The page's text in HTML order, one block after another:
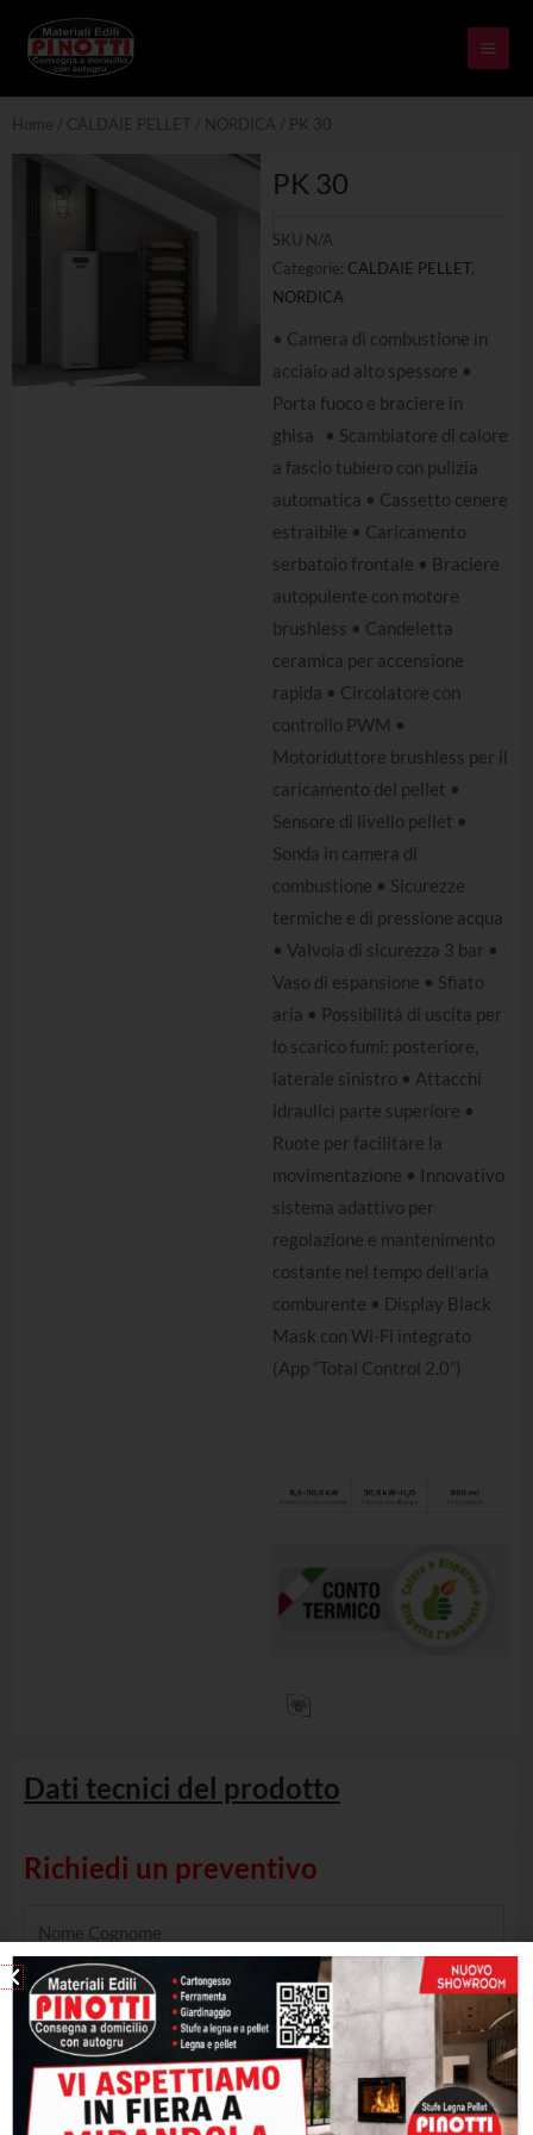
content
Home CALDAIE PELLET NORDICA / PK 30
PK 30
SKU N/A
Categorie: CALDAIE PELLET,
NORDICA
• Camera di combustione in
acciaio ad alto spessore •
Porta fuoco e braciere in
ghisa • Scambiatore di calore
a fascio tubiero con pulizia
automatica • Cassetto cenere
estraibile • Caricamento
serbatoio frontale • Braciere
autopulente con motore
brushless • Candeletta
ceramica per accensione
rapida • Circolatore con
controllo PWM •
Motoriduttore brushless per il
caricamento del pellet •
Sensore di livello pellet •
Sonda in camera di
combustione • Sicurezze
termiche e di pressione acqua
• Valvola di sicurezza 3 bar •
Vaso di espansione • Sfiato
aria • Possibilità di uscita per
lo scarico fumi: posteriore,
laterale sinistro • Attacchi
idraulici parte superiore •
Ruote per facilitare la
movimentazione • Innovativo
sistema adattivo per
regolazione e mantenimento
costante nel tempo dell’aria
comburente • Display Black
Mask con Wi-Fi integrato
(App “Total Control 2.0”)
Dati tecnici del prodotto
Richiedi un preventivo
Email